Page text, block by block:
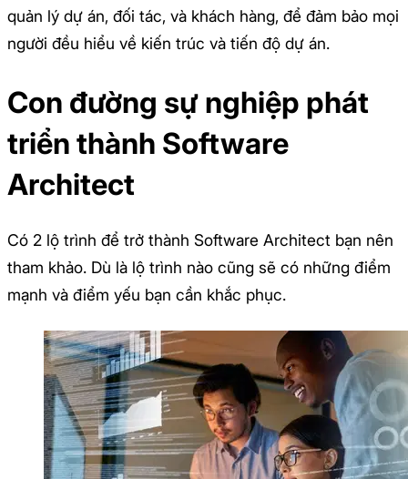
quản lý dự án, đối tác, và khách hàng, để đảm bảo mọi
người đều hiểu về kiến trúc và tiến độ dự án.
Con đường sự nghiệp phát
triển thành Software
Architect
Có 2 lộ trình để trở thành Software Architect bạn nên
tham khảo. Dù là lộ trình nào cũng sẽ có những điểm
mạnh và điểm yếu bạn cần khắc phục.